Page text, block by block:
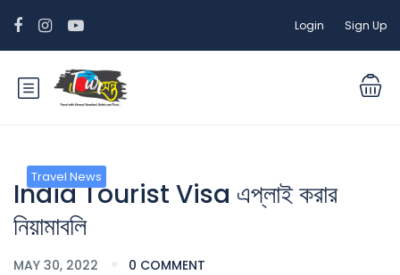
Login Sign Up
Travel News
India Tourist Visa এপ্লাই করার
নিয়ামাবলি
MAY 30, 2022 0 COMMENT